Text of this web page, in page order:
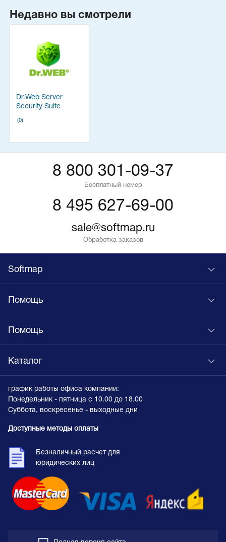
Недавно вы смотрели
Dr.Web Server
Security Suite
(0)
8 800 301-09-37
Бесплатный номер
8 495 627-69-00
sale@softmap.ru
Обработка заказов
Softmap
Помощь
Помощь
Каталог
график работы офиса компании:
Понедельник - пятница с 10.00 до 18.00
Суббота, воскресенье - выходные дни
Доступные методы оплаты
Безналичный расчет для
юридических лиц